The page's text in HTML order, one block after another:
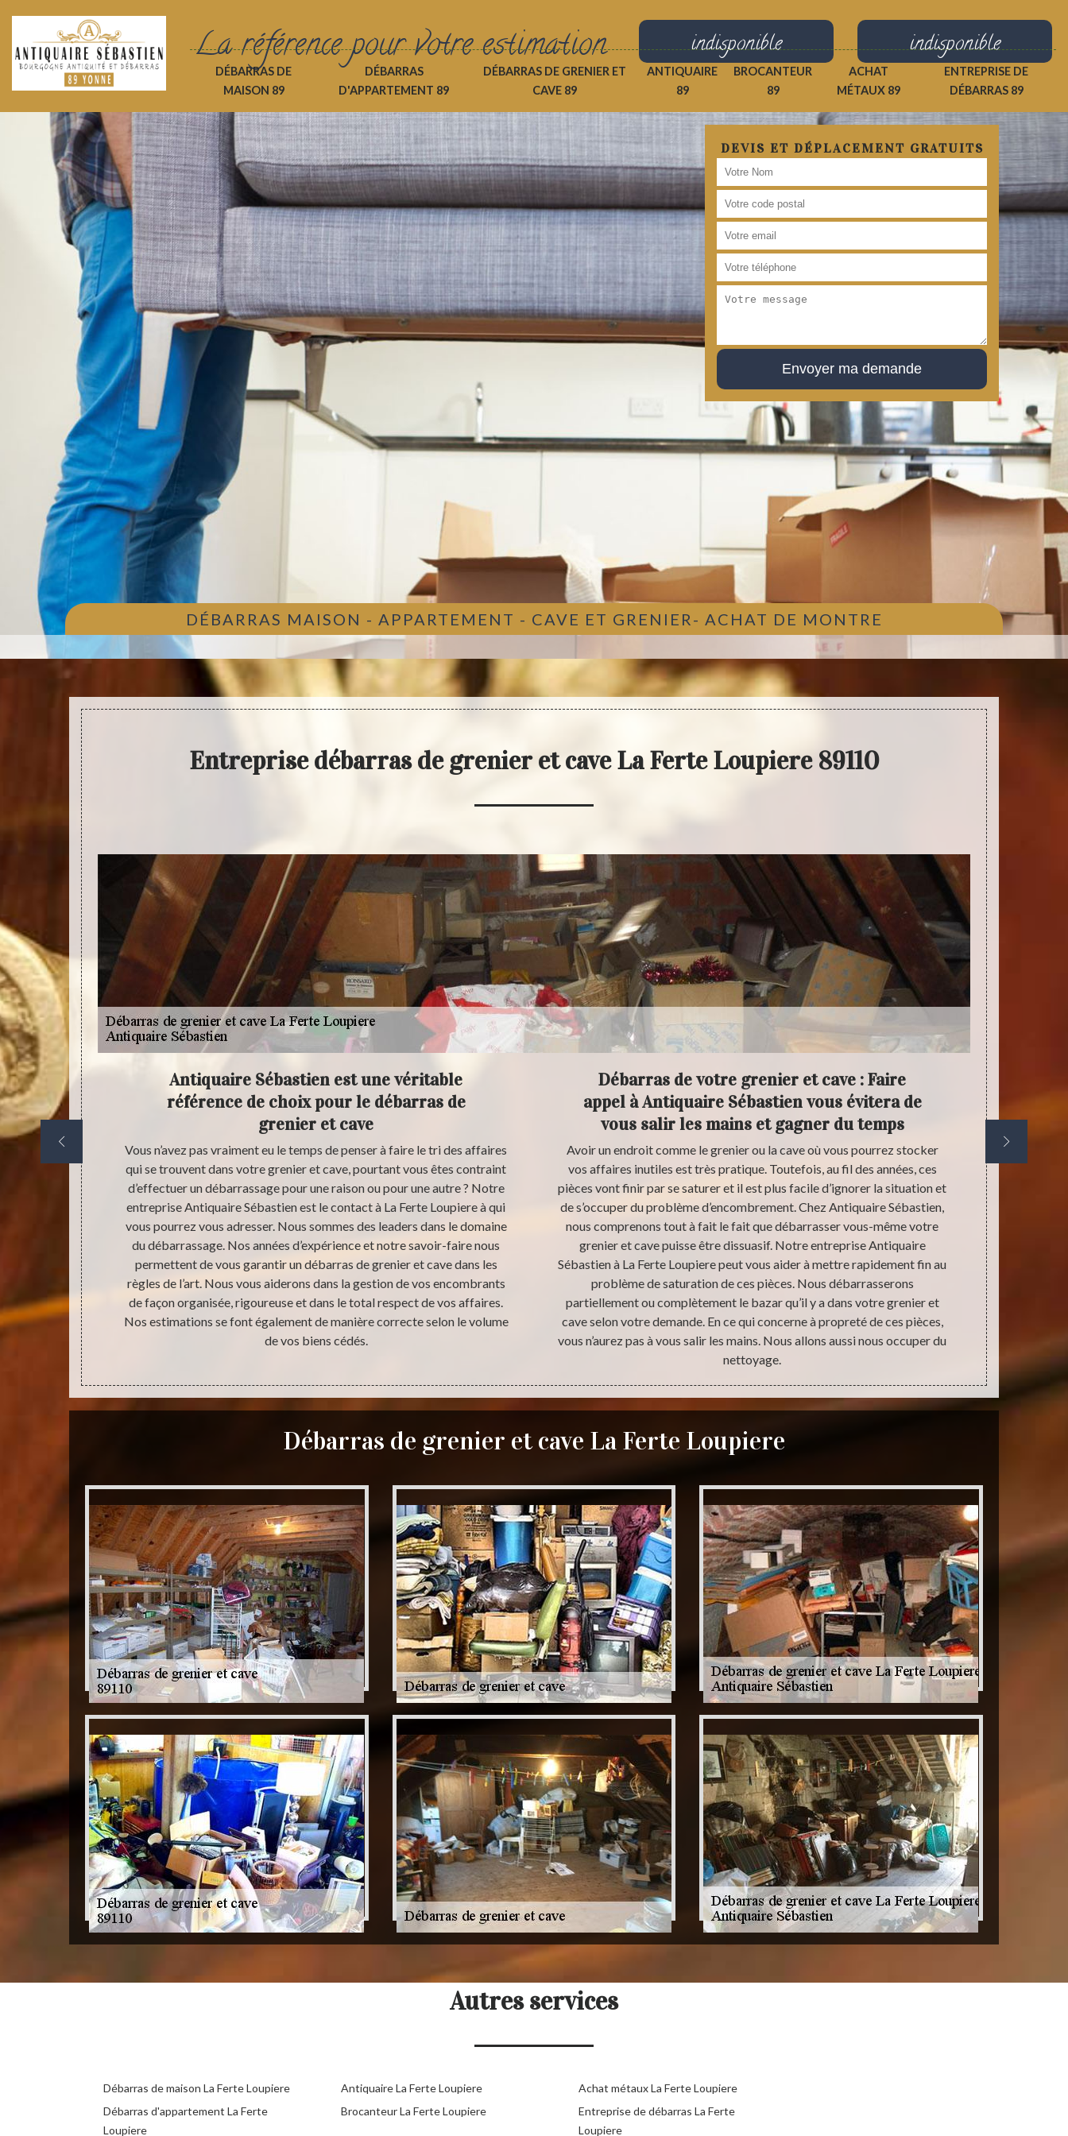
La référence pour votre estimation indisponible indisponible
DÉBARRAS DE
MAISON 89
DÉBARRAS
D'APPARTEMENT 89
DÉBARRAS DE GRENIER ET
CAVE 89
ANTIQUAIRE
89
BROCANTEUR
89
ACHAT
MÉTAUX 89
ENTREPRISE DE
DÉBARRAS 89
DEVIS ET DÉPLACEMENT GRATUITS
DÉBARRAS MAISON - APPARTEMENT - CAVE ET GRENIER- ACHAT DE MONTRE
Entreprise débarras de grenier et cave La Ferte Loupiere 89110
est
en
par des tas
sommes
Antiquaire Sébastien est une véritable
référence de choix pour le débarras de
grenier et cave
Vous n’avez pas vraiment eu le temps de penser à faire le tri des affaires
qui se trouvent dans votre grenier et cave, pourtant vous êtes contraint
d’effectuer un débarrassage pour une raison ou pour une autre ? Notre
entreprise Antiquaire Sébastien est le contact à La Ferte Loupiere à qui
vous pourrez vous adresser. Nous sommes des leaders dans le domaine
du débarrassage. Nos années d’expérience et notre savoir-faire nous
permettent de vous garantir un débarras de grenier et cave dans les
règles de l’art. Nous vous aiderons dans la gestion de vos encombrants
de façon organisée, rigoureuse et dans le total respect de vos affaires.
Nos estimations se font également de manière correcte selon le volume
de vos biens cédés.
Débarras de votre grenier et cave : Faire
appel à Antiquaire Sébastien vous évitera de
vous salir les mains et gagner du temps
Avoir un endroit comme le grenier ou la cave où vous pourrez stocker
vos affaires inutiles est très pratique. Toutefois, au fil des années, ces
pièces vont finir par se saturer et il est plus facile d’ignorer la situation et
de s’occuper du problème d’encombrement. Chez Antiquaire Sébastien,
nous comprenons tout à fait le fait que débarrasser vous-même votre
grenier et cave puisse être dissuasif. Notre entreprise Antiquaire
Sébastien à La Ferte Loupiere peut vous aider à mettre rapidement fin au
problème de saturation de ces pièces. Nous débarrasserons
partiellement ou complètement le bazar qu’il y a dans votre grenier et
cave selon votre demande. En ce qui concerne à propreté de ces pièces,
vous n’aurez pas à vous salir les mains. Nous allons aussi nous occuper du
nettoyage.
La
Débarras de grenier et cave La Ferte Loupiere
Autres services
Débarras de maison La Ferte Loupiere
Débarras d'appartement La Ferte
Loupiere
Antiquaire La Ferte Loupiere
Brocanteur La Ferte Loupiere
Achat métaux La Ferte Loupiere
Entreprise de débarras La Ferte
Loupiere